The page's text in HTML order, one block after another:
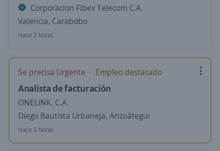
Corporacion Fibex Telecom C.A.
Valencia, Carabobo
Hace 2 horas
Se precisa Urgente Empleo destacado
Analista de facturación
ONELINK, C.A.
Diego Bautista Urbaneja, Anzoátegui
Hace 3 horas